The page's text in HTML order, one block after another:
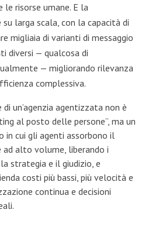
risorse umane. E la
larga scala, con la capacità di
migliaia di varianti di messaggio
diversi — qualcosa di
— migliorando rilevanza
complessiva.
un’agenzia agentizzata non è
al posto delle persone”, ma un
in cui gli agenti assorbono il
alto volume, liberando i
strategia e il giudizio, e
costi più bassi, più velocità e
continua e decisioni